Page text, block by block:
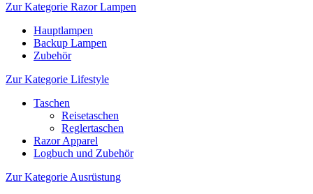
Zur Kategorie Razor Lampen
Hauptlampen
Backup Lampen
Zubehör
Zur Kategorie Lifestyle
Taschen
Reisetaschen
Reglertaschen
Razor Apparel
Logbuch und Zubehör
Zur Kategorie Ausrüstung